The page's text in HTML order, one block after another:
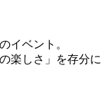
イベント。
楽しさ」を存分に